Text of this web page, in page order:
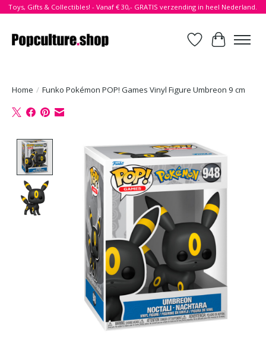
Toys, Gifts & Collectibles! - Vanaf € 30,- GRATIS verzending in heel Nederland.
Verlanglijst
Home / Funko Pokémon POP! Games Vinyl Figure Umbreon 9 cm
Product image slideshow Items